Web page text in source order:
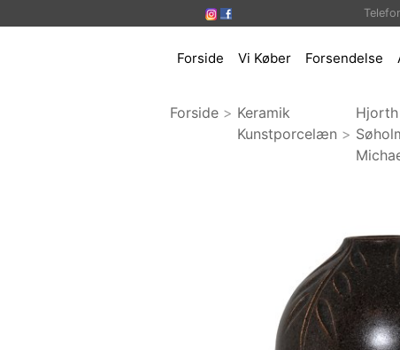
Forside Vi Køber Forsendelse
Forside > Keramik
Kunstporcelæn >
Hjorth